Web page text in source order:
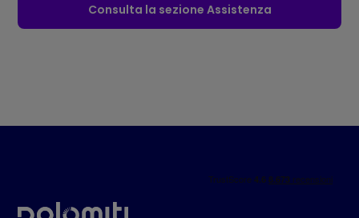
Consulta la sezione Assistenza